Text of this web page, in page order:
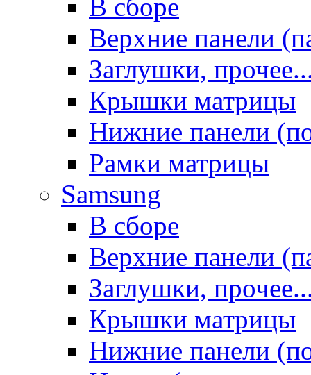
В сборе
Верхние панели
Заглушки,
Крышки матрицы
Нижние панели
Рамки матрицы
Samsung
В сборе
Верхние панели
Заглушки,
Крышки матрицы
Нижние панели